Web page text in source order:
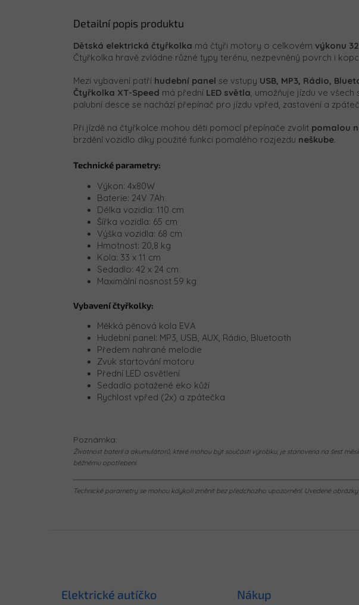
Detailní popis produktu
Dětská elektrická čtyřkolka má čtyři motory o celkovém výkonu
Čtyřkolka hravě zvládne různé typy terénu, nezpevněný povrch i
Mezi vybavení patří hudební panel se vstupy USB, MP3, Rádio,
Čtyřkolka XT-Speed má přední LED světla, umožňuje jízdu ve
palubní desce se nachází přepínač pro jízdu vpřed, zastavení a
Při jízdě na čtyřkolce mohou děti pomocí přepínače zvolit pomalou
brzdění vozidlo díky použité funkci pomalého rozjezdu neškube.
Technické parametry:
Výkon: 4x80W
Baterie: 24V 7Ah
Délka vozidla: 110 cm
Šířka vozidla: 65 cm
Výška vozidla: 68 cm
Hmotnost: 20,8 kg
Kola: 33 x 11 cm
Sedadlo: 42 x 24 cm
Maximální nosnost 59 kg
Vybavení čtyřkolky:
Měkká pěnová kola EVA
Hudební panel: MP3, USB, AUX, Rádio, Bluetooth
Předem nahrané melodie
Zvuk startování motoru
Přední LED osvětlení
Sedadlo potažené eko kůží
Rychlost vpřed (2x) a zpátečka
Poznámka:
Životnost baterií a akumulátorů, které mohou být součástí výrobku, je stanovena na šest
běžnému opotřebení.
Technické parametry se mohou kdykoli změnit bez předchozího upozornění. Uvedené
Elektrické autíčko Nákup